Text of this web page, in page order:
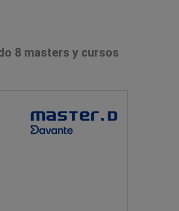
8 masters y cursos